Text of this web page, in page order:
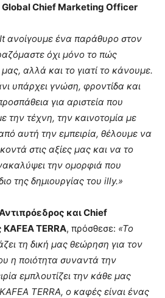
Global Chief Marketing Officer
ανοίγουμε ένα παράθυρο στον
όχι μόνο το πώς
αλλά και το γιατί το κάνουμε.
υπάρχει γνώση, φροντίδα και
για αριστεία που
την τέχνη, την καινοτομία με
αυτή την εμπειρία, θέλουμε να
στις αξίες μας και να το
την ομορφιά που
της δημιουργίας του illy.»
και Chief
TERRA, πρόσθεσε: «Το
τη δική μας θεώρηση για τον
η ποιότητα συναντά την
εμπλουτίζει την κάθε μας
TERRA, ο καφές είναι ένας